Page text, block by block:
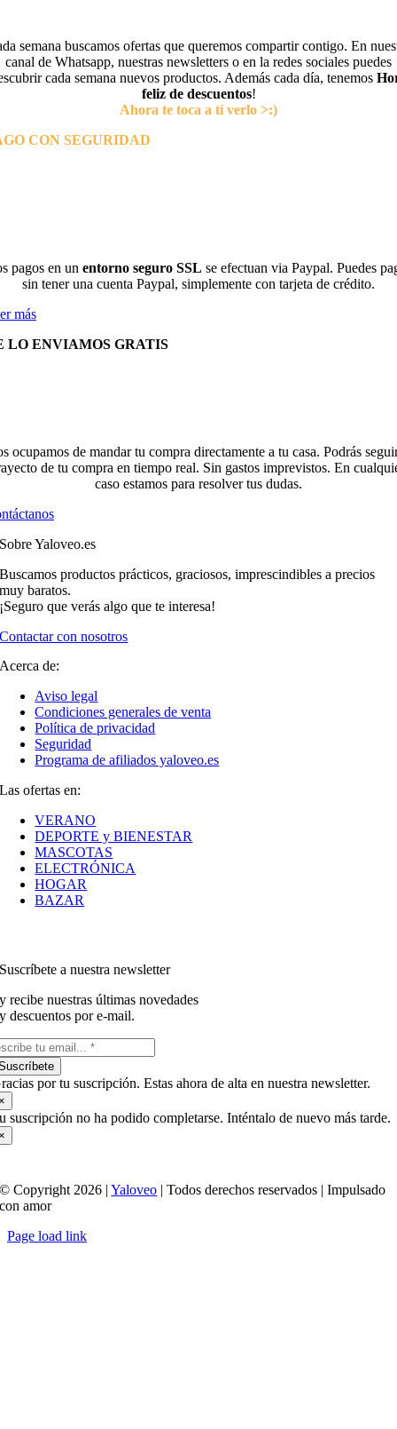
semana buscamos ofertas que queremos compartir contigo. En
canal de Whatsapp, nuestras newsletters o en la redes sociales puedes
cada semana nuevos productos. Además cada día, tenemos
feliz de descuentos!
Ahora te toca a tí verlo >:)
CON SEGURIDAD
pagos en un entorno seguro SSL se efectuan via Paypal. Puedes
sin tener una cuenta Paypal, simplemente con tarjeta de crédito.
más
LO ENVIAMOS GRATIS
ocupamos de mandar tu compra directamente a tu casa. Podrás
de tu compra en tiempo real. Sin gastos imprevistos. En
caso estamos para resolver tus dudas.
Sobre Yaloveo.es
Buscamos productos prácticos, graciosos, imprescindibles a precios
muy baratos.
¡Seguro que verás algo que te interesa!
Contactar con nosotros
Acerca de:
Aviso legal
Condiciones generales de venta
Política de privacidad
Seguridad
Programa de afiliados yaloveo.es
Las ofertas en:
VERANO
DEPORTE y BIENESTAR
MASCOTAS
ELECTRÓNICA
HOGAR
BAZAR
Suscríbete a nuestra newsletter
y recibe nuestras últimas novedades
y descuentos por e-mail.
por tu suscripción. Estas ahora de alta en nuestra newsletter.
suscripción no ha podido completarse. Inténtalo de nuevo más tarde.
© Copyright 2026 |Yaloveo | Todos derechos reservados | Impulsado
con amor
Page load link